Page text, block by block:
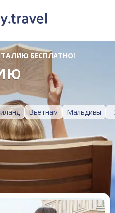
Вьетнам Мальдивы
БЕСПЛАТНО!